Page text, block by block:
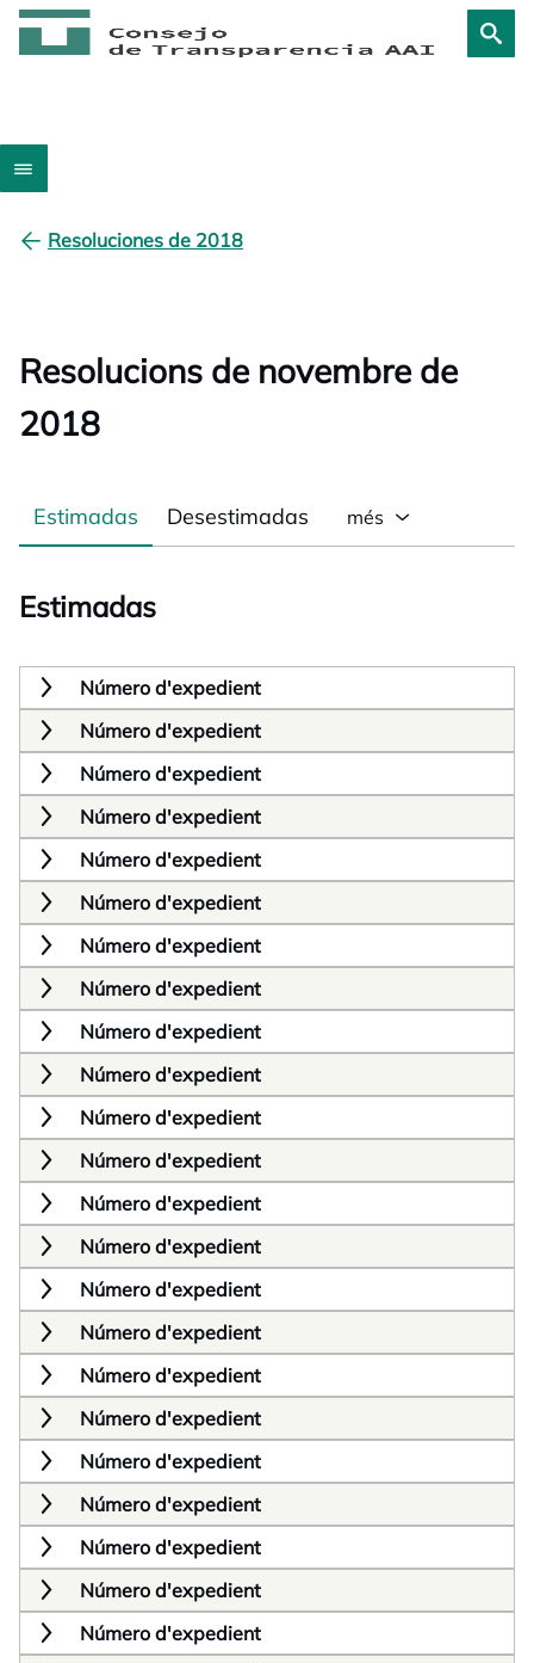
Resoluciones de 2018
Resolucions de novembre de
2018
Estimadas Desestimadas més
Estimadas
Número d'expedient
Número d'expedient
Número d'expedient
Número d'expedient
Número d'expedient
Número d'expedient
Número d'expedient
Número d'expedient
Número d'expedient
Número d'expedient
Número d'expedient
Número d'expedient
Número d'expedient
Número d'expedient
Número d'expedient
Número d'expedient
Número d'expedient
Número d'expedient
Número d'expedient
Número d'expedient
Número d'expedient
Número d'expedient
Número d'expedient